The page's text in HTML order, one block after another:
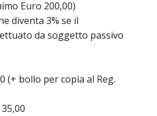
Euro 200,00)
diventa 3% se il
da soggetto passivo
(+ bollo per copia al Reg.